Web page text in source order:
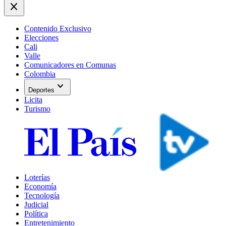
close
Contenido Exclusivo
Elecciones
Cali
Valle
Comunicadores en Comunas
Colombia
Deportes expand_more
Licita
Turismo
Loterías
Economía
Tecnología
Judicial
Política
Entretenimiento